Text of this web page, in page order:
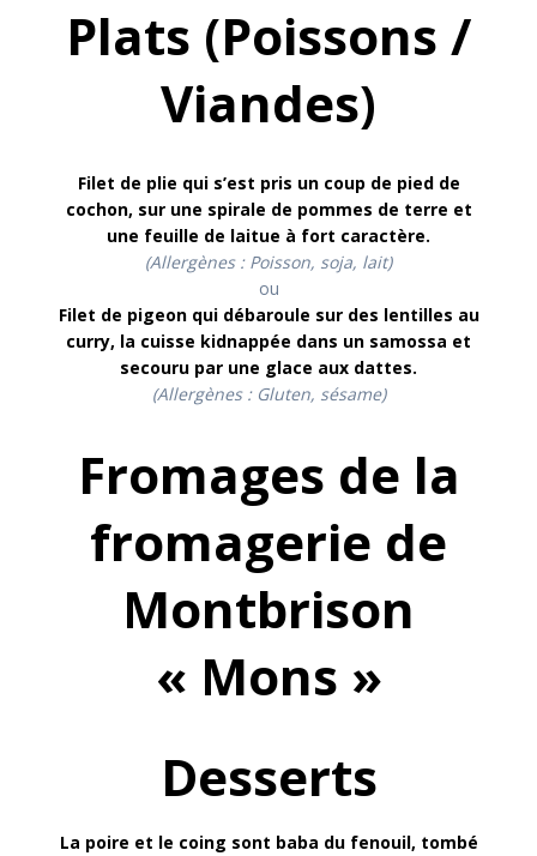
Plats (Poissons /
Viandes)
Filet de plie qui s’est pris un coup de pied de
cochon, sur une spirale de pommes de terre et
une feuille de laitue à fort caractère.
(Allergènes : Poisson, soja, lait)
ou
Filet de pigeon qui débaroule sur des lentilles au
curry, la cuisse kidnappée dans un samossa et
secouru par une glace aux dattes.
(Allergènes : Gluten, sésame)
Fromages de la
fromagerie de
Montbrison
« Mons »
Desserts
La poire et le coing sont baba du fenouil, tombé